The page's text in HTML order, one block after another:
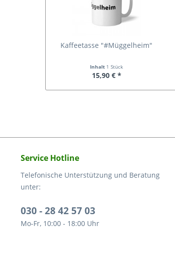
Kaffeetasse "#Müggelheim"
Inhalt 1 Stück
15,90 € *
Service Hotline
Telefonische Unterstützung und Beratung
unter:
030 - 28 42 57 03
Mo-Fr, 10:00 - 18:00 Uhr